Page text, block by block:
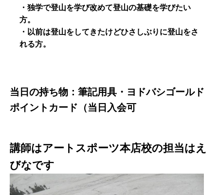
・独学で登山を学び改めて登山の基礎を学びたい
方。
・以前は登山をしてきたけどひさしぶりに登山をさ
れる方。
当日の持ち物：筆記用具・ヨドバシゴールド
ポイントカード（当日入会可
講師はアートスポーツ本店校の担当はえ
びなです